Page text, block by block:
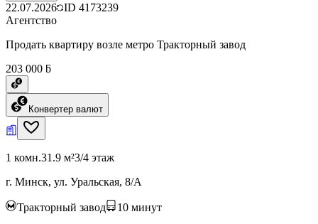
22.07.2026 ID 4173239
Агентство
Продать квартиру возле метро Тракторный завод
203 000 ƃ
Конвертер валют
1 комн.31.9 м²3/4 этаж
г. Минск, ул. Уральская, 8/А
Тракторный завод 10 минут